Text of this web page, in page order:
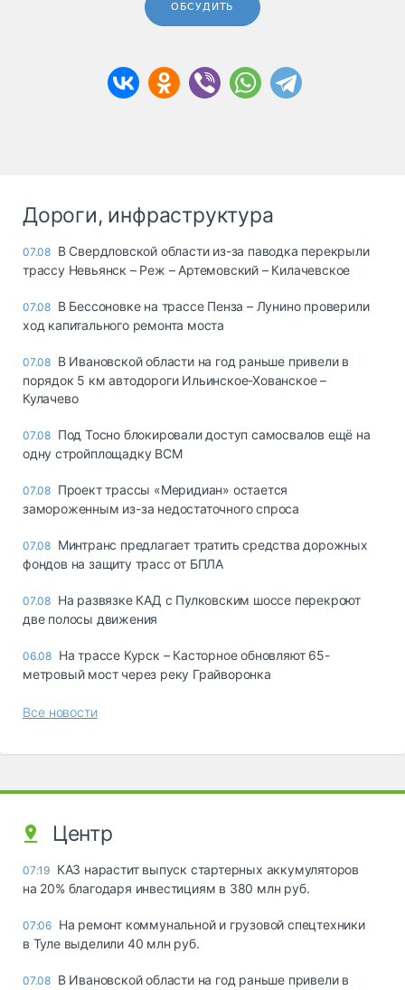
ОБСУДИТЬ
Дороги, инфраструктура
07.08 В Свердловской области из-за паводка перекрыли
трассу Невьянск – Реж – Артемовский – Килачевское
07.08 В Бессоновке на трассе Пенза – Лунино проверили
ход капитального ремонта моста
07.08 В Ивановской области на год раньше привели в
порядок 5 км автодороги Ильинское-Хованское –
Кулачево
07.08 Под Тосно блокировали доступ самосвалов ещё на
одну стройплощадку ВСМ
07.08 Проект трассы «Меридиан» остается
замороженным из-за недостаточного спроса
07.08 Минтранс предлагает тратить средства дорожных
фондов на защиту трасс от БПЛА
07.08 На развязке КАД с Пулковским шоссе перекроют
две полосы движения
06.08 На трассе Курск – Касторное обновляют 65-
метровый мост через реку Грайворонка
Все новости
Центр
07:19 КАЗ нарастит выпуск стартерных аккумуляторов
на 20% благодаря инвестициям в 380 млн руб.
07:06 На ремонт коммунальной и грузовой спецтехники
в Туле выделили 40 млн руб.
07.08 В Ивановской области на год раньше привели в